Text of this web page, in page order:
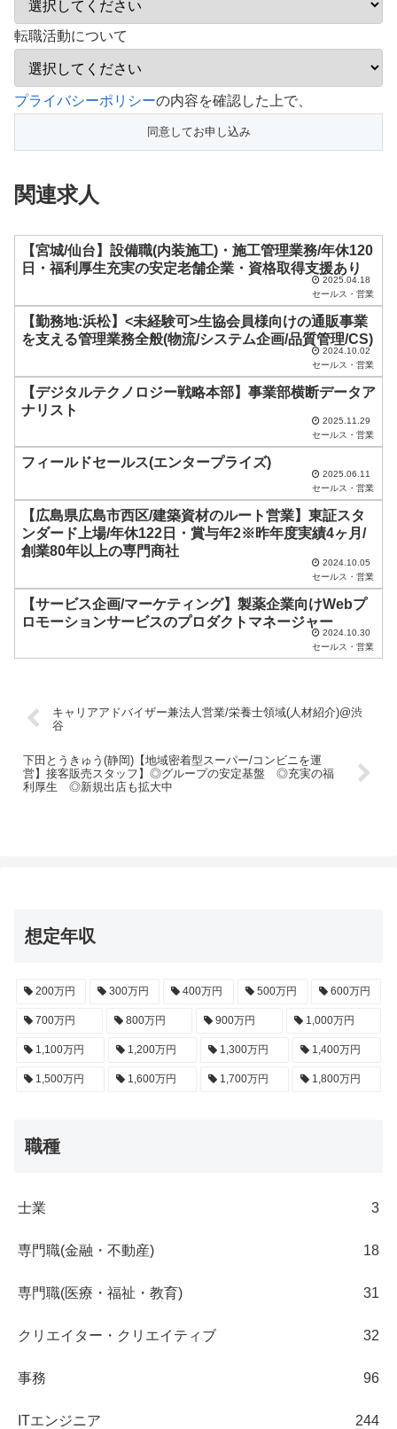
転職活動について
こ
フ
ー
は
ま
ま
て
く
だ
い
プライバシーポリシーの内容を確認した上で、
関連求人
【宮城/仙台】設備職(内装施工)・施工管理業務/年休120
日・福利厚生充実の安定老舗企業・資格取得支援あり
2025.04.18
セールス・営業
【勤務地:浜松】<未経験可>生協会員様向けの通販事業
を支える管理業務全般(物流/システム企画/品質管理/CS)
2024.10.02
セールス・営業
【デジタルテクノロジー戦略本部】事業部横断データア
ナリスト
2025.11.29
セールス・営業
フィールドセールス(エンタープライズ)
2025.06.11
セールス・営業
【広島県広島市西区/建築資材のルート営業】東証スタ
ンダード上場/年休122日・賞与年2※昨年度実績4ヶ月/
創業80年以上の専門商社
2024.10.05
セールス・営業
【サービス企画/マーケティング】製薬企業向けWebプ
ロモーションサービスのプロダクトマネージャー
2024.10.30
セールス・営業
キャリアアドバイザー兼法人営業/栄養士領域(人材紹介)@渋
谷
下田とうきゅう(静岡)【地域密着型スーパー/コンビニを運
営】接客販売スタッフ】◎グループの安定基盤 ◎充実の福
利厚生 ◎新規出店も拡大中
想定年収
200万円 300万円 400万円 500万円 600万円
700万円 800万円 900万円 1,000万円
1,100万円 1,200万円 1,300万円 1,400万円
1,500万円 1,600万円 1,700万円 1,800万円
職種
士業 3
専門職(金融・不動産) 18
専門職(医療・福祉・教育) 31
クリエイター・クリエイティブ 32
事務 96
ITエンジニア 244